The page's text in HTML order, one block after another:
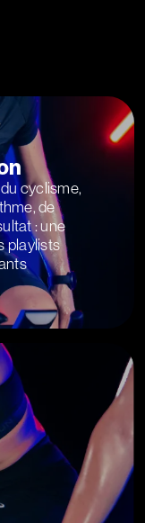
cyclisme,
de
: une
playlists